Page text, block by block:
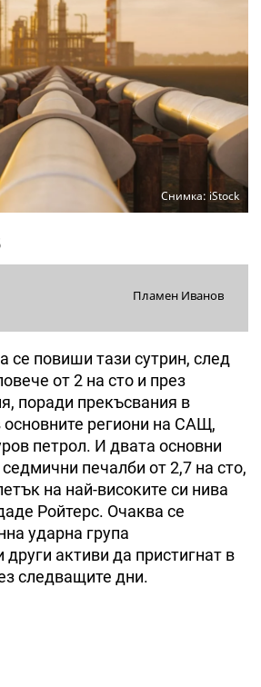
Снимка: iStock
Пламен Иванов
се повиши тази сутрин, след
от 2 на сто и през
поради прекъсвания в
основните региони на САЩ,
петрол. И двата основни
печалби от 2,7 на сто,
на най-високите си нива
Ройтерс. Очаква се
ударна група
активи да пристигнат в
следващите дни.